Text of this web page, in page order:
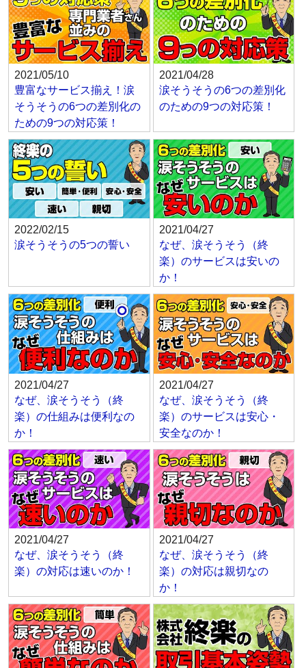
2021/05/10
豊富なサービス揃え！涙
そうそうの6つの差別化の
ための9つの対応策！
2021/04/28
涙そうそうの6つの差別化
のための9つの対応策！
2022/02/15
涙そうそうの5つの誓い
2021/04/27
なぜ、涙そうそう（終
楽）のサービスは安いの
か！
2021/04/27
なぜ、涙そうそう（終
楽）の仕組みは便利なの
か！
2021/04/27
なぜ、涙そうそう（終
楽）のサービスは安心・
安全なのか！
2021/04/27
なぜ、涙そうそう（終
楽）の対応は速いのか！
2021/04/27
なぜ、涙そうそう（終
楽）の対応は親切なの
か！